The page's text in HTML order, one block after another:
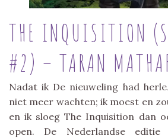
THE INQUISITION
#2) – TARAN
Nadat ik De nieuweling had
niet meer wachten; ik moest en
en ik sloeg The Inquisition dan
open. De Nederlandse